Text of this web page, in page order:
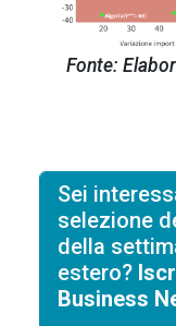
Fonte:
Sei
selezione
della
estero?
Business